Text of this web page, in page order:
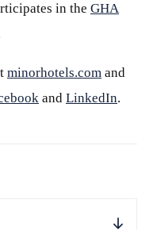
in the GHA
minorhotels.com and
and LinkedIn.